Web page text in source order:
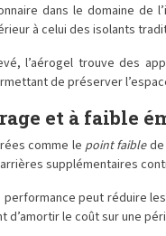
dans le domaine
à celui des isolants
l’aérogel trouve des
de préserver
et à faible
comme le point faiblede
supplémentaires
peut réduire
le coût sur une